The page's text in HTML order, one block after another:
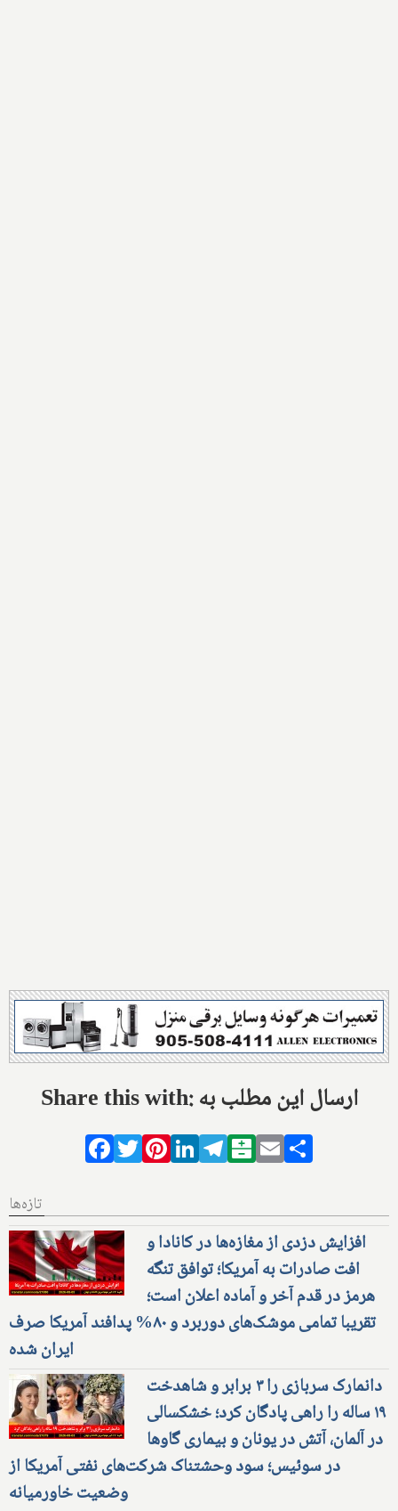
Share this with: ارسال این مطلب به
Facebook
TwitterPinterestLinkedIn
Telegram
Balatarin
Email
تازه‌ها
افزایش دزدی از مغازه‌ها در کانادا و
افت صادرات به آمریکا؛ توافق تنگه
هرمز در قدم آخر و آماده اعلان است؛
تقریبا تمامی موشک‌های دوربرد و ۸۰% پدافند آمریکا صرف
ایران شده
دانمارک سربازی را ۳ برابر و شاهدخت
۱۹ ساله را راهی پادگان کرد؛ خشکسالی
در آلمان، آتش در یونان و بیماری گاوها
در سوئیس؛ سود وحشتناک شرکت‌های نفتی آمریکا از
وضعیت خاورمیانه